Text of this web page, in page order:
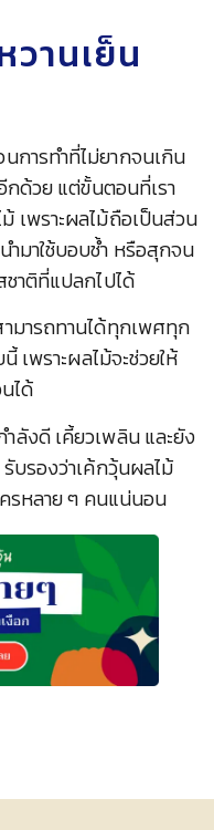
วานเย็น
การทำที่ไม่ยากจนเกิน
กด้วย แต่ขั้นตอนที่เรา
เพราะผลไม้ถือเป็นส่วน
มาใช้บอบช้ำ หรือสุกจน
ชาติที่แปลกไปได้
มารถทานได้ทุกเพศทุก
เพราะผลไม้จะช่วยให้
ได้
ลังดี เคี้ยวเพลิน และยัง
บรองว่าเค้กวุ้นผลไม้
รหลาย ๆ คนแน่นอน